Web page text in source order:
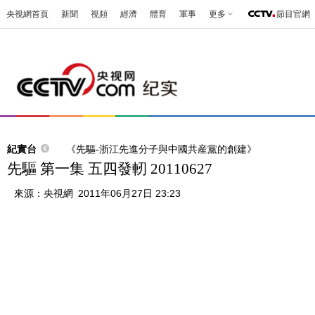
央視網首頁 新聞 視頻 經濟 體育 軍事 更多 節目官網
紀實台 《先驅-浙江先進分子與中國共産黨的創建》
先驅 第一集 五四發軔 20110627
來源： 央視網 2011年06月27日 23:23